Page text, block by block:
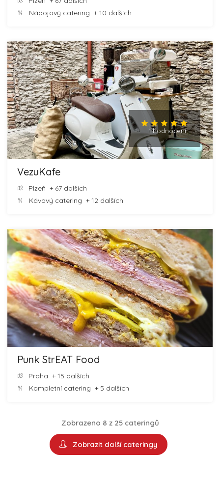
Nápojový catering + 10 dalších
1 hodnocení
VezuKafe
Plzeň + 67 dalších
Kávový catering + 12 dalších
Punk StrEAT Food
Praha + 15 dalších
Kompletní catering + 5 dalších
Zobrazeno 8 z 25 cateringů
Zobrazit další cateringy